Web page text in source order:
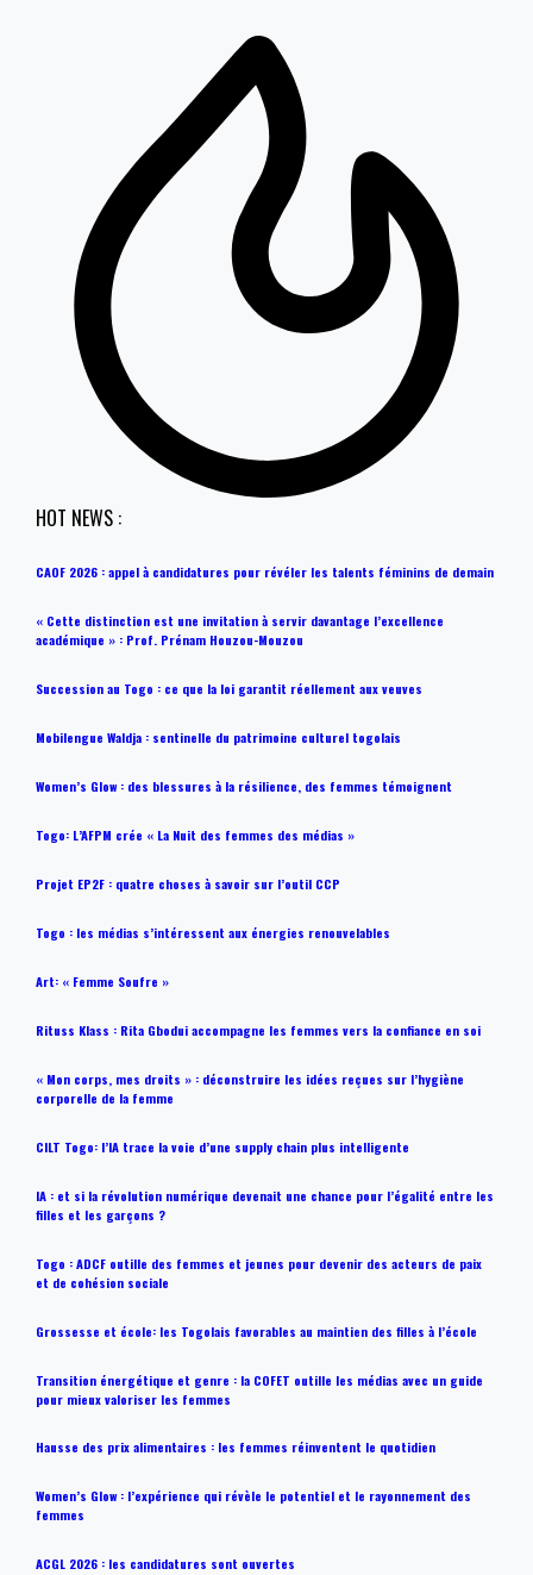
HOT NEWS :
CAOF 2026 : appel à candidatures pour révéler les talents féminins de demain
« Cette distinction est une invitation à servir davantage l’excellence
académique » : Prof. Prénam Houzou-Mouzou
Succession au Togo : ce que la loi garantit réellement aux veuves
Mobilengue Waldja : sentinelle du patrimoine culturel togolais
Women’s Glow : des blessures à la résilience, des femmes témoignent
Togo: L’AFPM crée « La Nuit des femmes des médias »
Projet EP2F : quatre choses à savoir sur l’outil CCP
Togo : les médias s’intéressent aux énergies renouvelables
Art: « Femme Soufre »
Rituss Klass : Rita Gbodui accompagne les femmes vers la confiance en soi
« Mon corps, mes droits » : déconstruire les idées reçues sur l’hygiène
corporelle de la femme
CILT Togo: l’IA trace la voie d’une supply chain plus intelligente
IA : et si la révolution numérique devenait une chance pour l’égalité entre les
filles et les garçons ?
Togo : ADCF outille des femmes et jeunes pour devenir des acteurs de paix
et de cohésion sociale
Grossesse et école: les Togolais favorables au maintien des filles à l’école
Transition énergétique et genre : la COFET outille les médias avec un guide
pour mieux valoriser les femmes
Hausse des prix alimentaires : les femmes réinventent le quotidien
Women’s Glow : l’expérience qui révèle le potentiel et le rayonnement des
femmes
ACGL 2026 : les candidatures sont ouvertes